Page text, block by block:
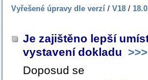
Vyřešené úpravy dle verzí / V18 /
Je zajištěno lepší
vystavení dokladu >>>
Doposud se